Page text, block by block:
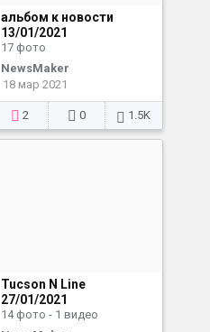
альбом к новости
13/01/2021
17 фото
NewsMaker
18 мар 2021
2 0 1.5K
Tucson N Line
27/01/2021
14 фото - 1 видео